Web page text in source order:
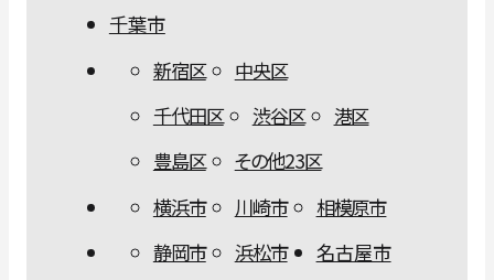
千葉市
新宿区
中央区
千代田区
渋谷区
港区
豊島区
その他23区
横浜市
川崎市
相模原市
静岡市
浜松市
名古屋市